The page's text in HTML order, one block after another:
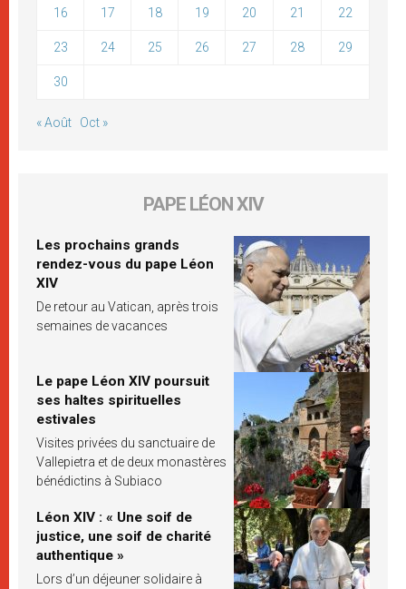
16 17 18 19 20 21 22
23 24 25 26 27 28 29
30
« Août Oct »
PAPE LÉON XIV
Les prochains grands
rendez-vous du pape Léon
XIV
De retour au Vatican, après trois
semaines de vacances
Le pape Léon XIV poursuit
ses haltes spirituelles
estivales
Visites privées du sanctuaire de
Vallepietra et de deux monastères
bénédictins à Subiaco
Léon XIV : « Une soif de
justice, une soif de charité
authentique »
Lors d’un déjeuner solidaire à